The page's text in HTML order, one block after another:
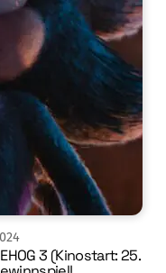
3 (Kinostart: 25.